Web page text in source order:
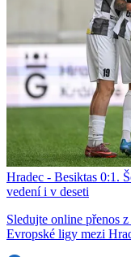
Hradec - Besiktas 0:1.
vedení i v deseti
Sledujte online přenos
Evropské ligy mezi